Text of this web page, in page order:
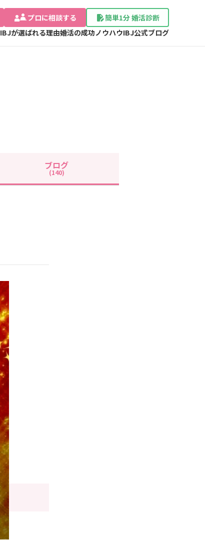
プロに相談する
簡単1分 婚活診断
IBJが選ばれる理由婚活の成功ノウハウIBJ公式ブログ
ブログ
(140)